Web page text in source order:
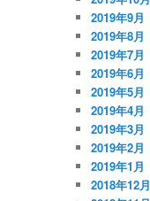
2019年9月
2019年8月
2019年7月
2019年6月
2019年5月
2019年4月
2019年3月
2019年2月
2019年1月
2018年12月